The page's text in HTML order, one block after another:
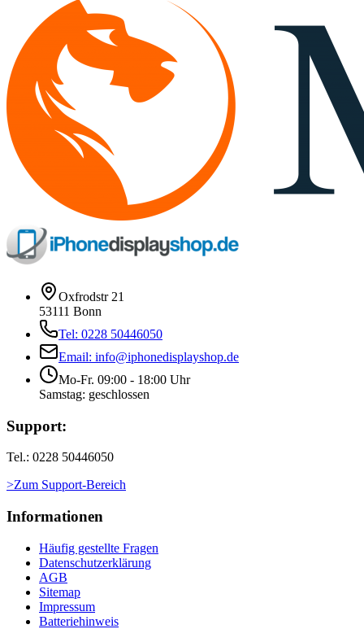
Oxfrodstr 21
53111 Bonn
Tel: 0228 50446050
Email: info@iphonedisplayshop.de
Mo-Fr. 09:00 - 18:00 Uhr
Samstag: geschlossen
Support:
Tel.: 0228 50446050
>Zum Support-Bereich
Informationen
Häufig gestellte Fragen
Datenschutzerklärung
AGB
Sitemap
Impressum
Batteriehinweis